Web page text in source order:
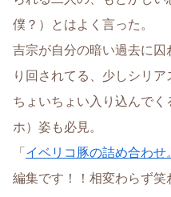
僕？）とはよく言った。
吉宗が自分の暗い過去に
り回されてる、少しシリア
ちょいちょい入り込んで
ホ）姿も必見。
「 イベリコ豚の詰め合わせ
編集です！！相変わらず